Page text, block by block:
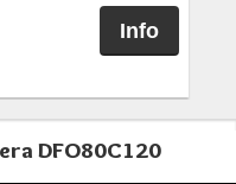
Info
DFO80C120